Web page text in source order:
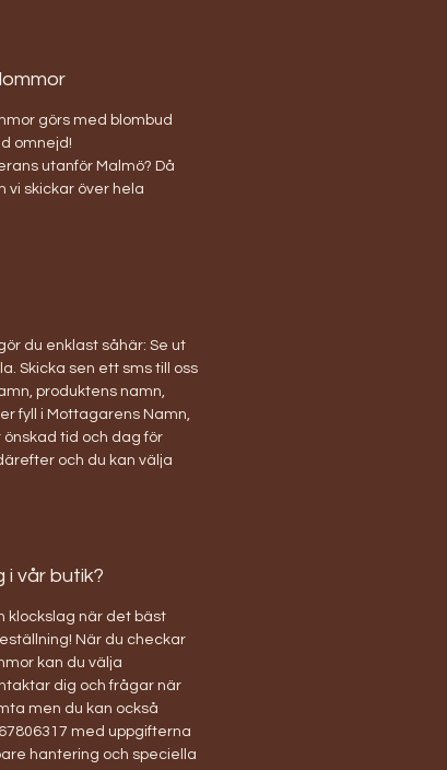
görs med blombud
omnejd!
utanför Malmö? Då
vi skickar över hela
du enklast såhär: Se ut
Skicka sen ett sms till oss
produktens namn,
fyll i Mottagarens Namn,
önskad tid och dag för
och du kan välja
i vår butik?
klockslag när det bäst
När du checkar
kan du välja
dig och frågar när
men du kan också
med uppgifterna
hantering och speciella